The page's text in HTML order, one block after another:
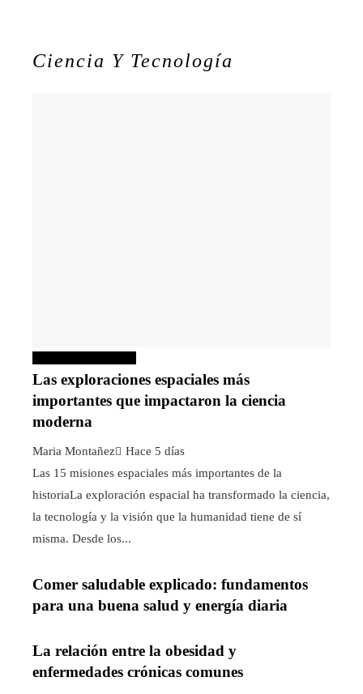
Ciencia Y Tecnología
Las exploraciones espaciales más
importantes que impactaron la ciencia
moderna
Maria Montañez
Hace 5 días
Las 15 misiones espaciales más importantes de la
historiaLa exploración espacial ha transformado la ciencia,
la tecnología y la visión que la humanidad tiene de sí
misma. Desde los...
Comer saludable explicado: fundamentos
para una buena salud y energía diaria
La relación entre la obesidad y
enfermedades crónicas comunes